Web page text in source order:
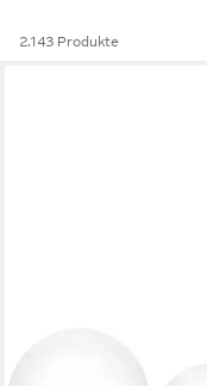
2.143 Produkte